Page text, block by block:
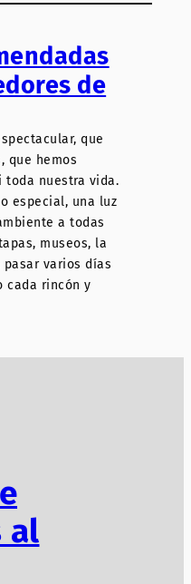
de
que
que hemos
toda nuestra vida.
especial, una luz
a todas
museos, la
varios días
cada rincón y
al